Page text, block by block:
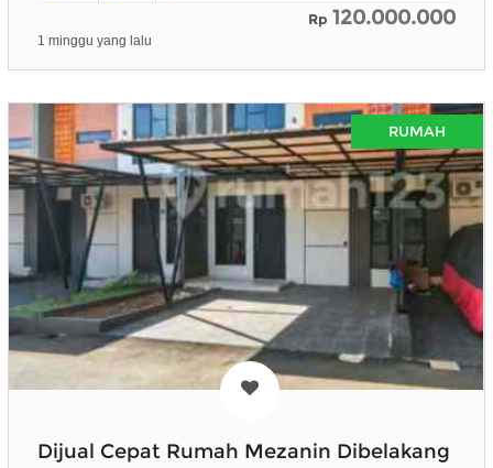
Rp 120.000.000
1 minggu yang lalu
RUMAH
Dijual Cepat Rumah Mezanin Dibelakang